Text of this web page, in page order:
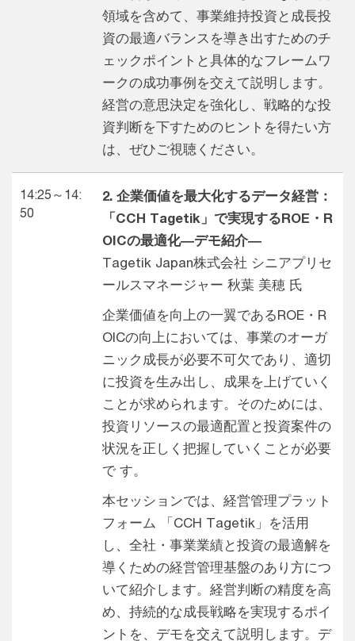
領域を含めて、事業維持投資と成長投
資の最適バランスを導き出すためのチ
ェックポイントと具体的なフレームワ
ークの成功事例を交えて説明します。
経営の意思決定を強化し、戦略的な投
資判断を下すためのヒントを得たい方
は、ぜひご視聴ください。
14:25～14:
50
2. 企業価値を最大化するデータ経営：
「CCH Tagetik」で実現するROE・R
OICの最適化―デモ紹介―
Tagetik Japan株式会社 シニアプリセ
ールスマネージャー 秋葉 美穂 氏
企業価値を向上の一翼であるROE・R
OICの向上においては、事業のオーガ
ニック成長が必要不可欠であり、適切
に投資を生み出し、成果を上げていく
ことが求められます。そのためには、
投資リソースの最適配置と投資案件の
状況を正しく把握していくことが必要
で す。
本セッションでは、経営管理プラット
フォーム 「CCH Tagetik」を活用
し、全社・事業業績と投資の最適解を
導くための経営管理基盤のあり方につ
いて紹介します。経営判断の精度を高
め、持続的な成長戦略を実現するポイ
ントを、デモを交えて説明します。デ